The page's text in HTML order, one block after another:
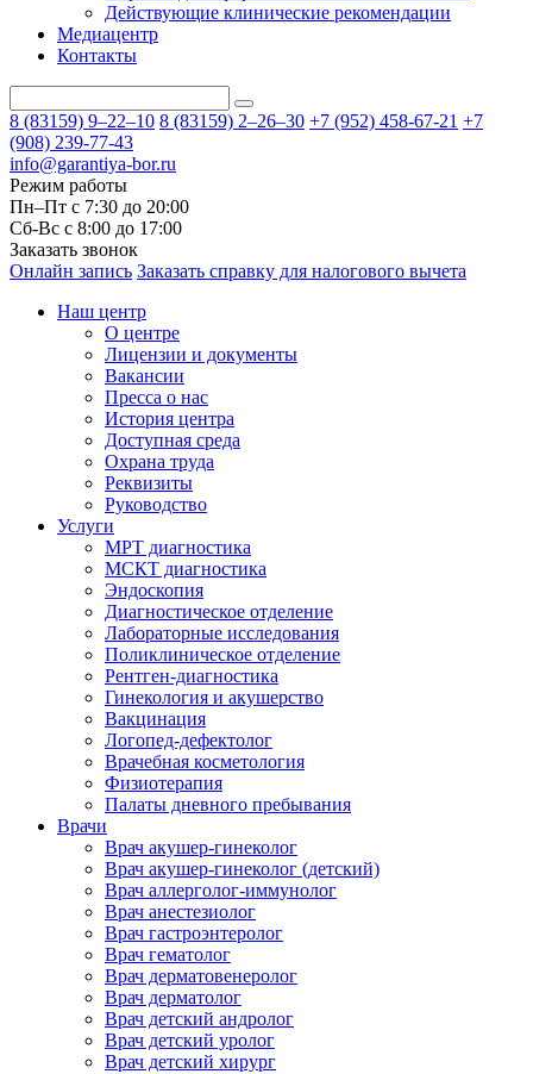
Действующие клинические рекомендации
Медиацентр
Контакты
8 (83159) 9–22–10 8 (83159) 2–26–30 +7 (952) 458-67-21 +7
(908) 239-77-43
info@garantiya-bor.ru
Режим работы
Пн–Пт с 7:30 до 20:00
Cб-Вс с 8:00 до 17:00
Заказать звонок
Онлайн запись Заказать справку для налогового вычета
Наш центр
О центре
Лицензии и документы
Вакансии
Пресса о нас
История центра
Доступная среда
Охрана труда
Реквизиты
Руководство
Услуги
МРТ диагностика
МСКТ диагностика
Эндоскопия
Диагностическое отделение
Лабораторные исследования
Поликлиническое отделение
Рентген-диагностика
Гинекология и акушерство
Вакцинация
Логопед-дефектолог
Врачебная косметология
Физиотерапия
Палаты дневного пребывания
Врачи
Врач акушер-гинеколог
Врач акушер-гинеколог (детский)
Врач аллерголог-иммунолог
Врач анестезиолог
Врач гастроэнтеролог
Врач гематолог
Врач дерматовенеролог
Врач дерматолог
Врач детский андролог
Врач детский уролог
Врач детский хирург